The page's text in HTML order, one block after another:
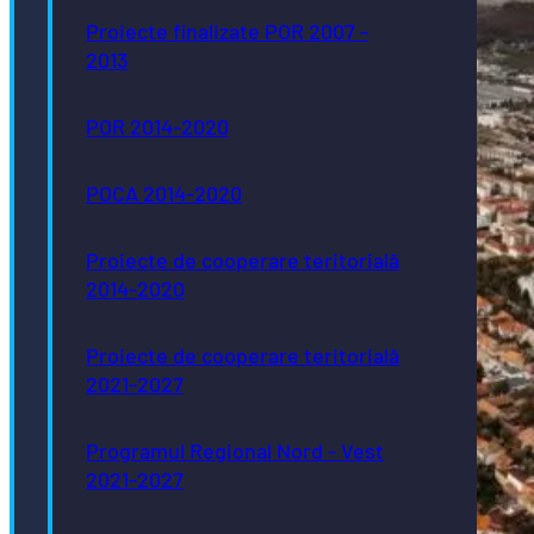
Proiecte finalizate POR 2007 -
2013
POR 2014-2020
POCA 2014-2020
Proiecte de cooperare teritorială
2014-2020
Proiecte de cooperare teritorială
2021-2027
Programul Regional Nord - Vest
2021-2027